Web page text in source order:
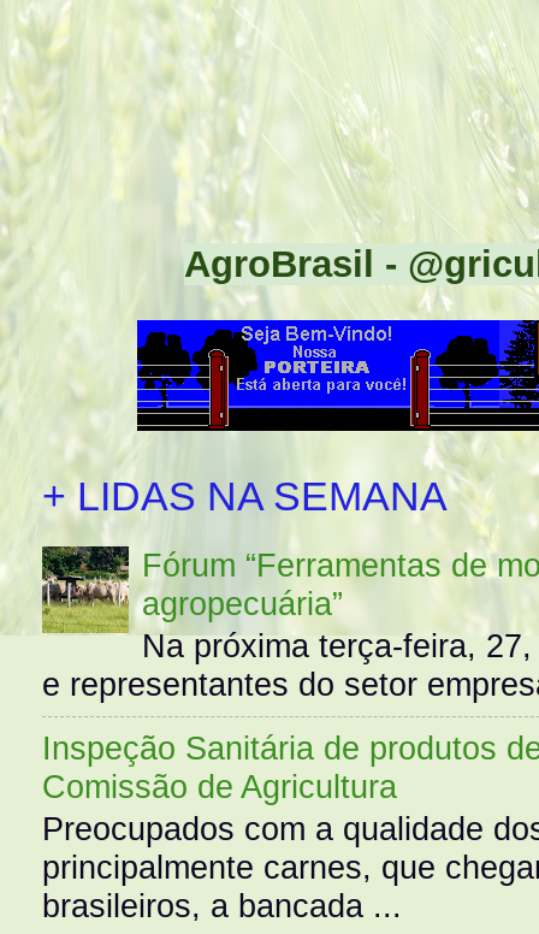
AgroBrasil -
+ LIDAS NA SEMANA
Fórum “Ferramentas de
agropecuária”
Na próxima terça-feira,
e representantes do setor
Inspeção Sanitária de produtos
Comissão de Agricultura
Preocupados com a qualidade
principalmente carnes, que
brasileiros, a bancada ...